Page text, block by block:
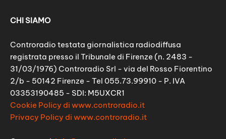
CHI SIAMO
Controradio testata giornalistica radiodiffusa
registrata presso il Tribunale di Firenze (n. 2483 -
31/03/1976) Controradio Srl - via del Rosso Fiorentino
2/b - 50142 Firenze - Tel 055.73.99910 - P. IVA
03353190485 - SDI: M5UXCR1
Cookie Policy di www.controradio.it
Privacy Policy di www.controradio.it